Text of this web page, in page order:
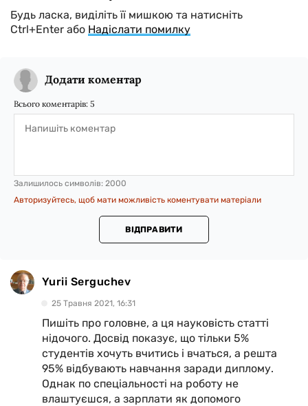
Будь ласка, виділіть її мишкою та натисніть
Ctrl+Enter або Надіслати помилку
Додати коментар
Всього коментарів: 5
Залишилось символів: 2000
Авторизуйтесь, щоб мати можливість коментувати матеріали
ВІДПРАВИТИ
Yurii Serguchev
25 Травня 2021, 16:31
Пишіть про головне, а ця науковість статті
нідочого. Досвід показує, що тільки 5%
студентів хочуть вчитись і вчаться, а решта
95% відбувають навчання заради диплому.
Однак по спеціальності на роботу не
влаштуєшся, а зарплати як допомого